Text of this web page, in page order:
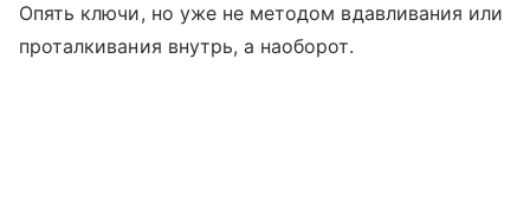
Опять ключи, но уже не методом вдавливания или
проталкивания внутрь, а наоборот.